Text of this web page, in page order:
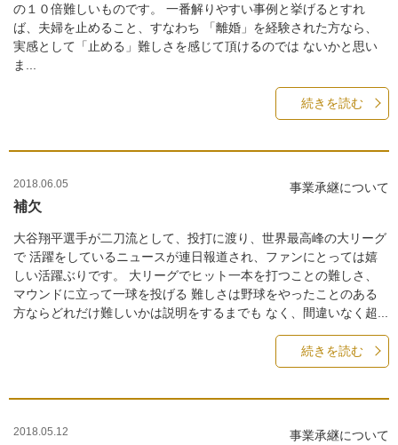
の１０倍難しいものです。 一番解りやすい事例と挙げるとすれ
ば、夫婦を止めること、すなわち 「離婚」を経験された方なら、
実感として「止める」難しさを感じて頂けるのでは ないかと思い
ま...
続きを読む
2018.06.05 事業承継について
補欠
大谷翔平選手が二刀流として、投打に渡り、世界最高峰の大リーグ
で 活躍をしているニュースが連日報道され、ファンにとっては嬉
しい活躍ぶりです。 大リーグでヒット一本を打つことの難しさ、
マウンドに立って一球を投げる 難しさは野球をやったことのある
方ならどれだけ難しいかは説明をするまでも なく、間違いなく超...
続きを読む
2018.05.12 事業承継について